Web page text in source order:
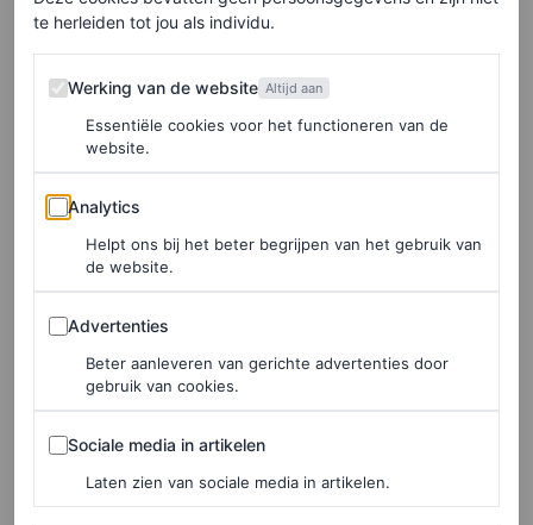
bezig zijn. Zo blijven we op het juiste pad en houden
Hove, oprichter en creatief directeur van A. Roge Hove.
“Het heeft ook geholpen een gemeenschappelijke taal in
de sector te creëren – vooral in Scandinavië – voor de
doelen die we nastreven en die we samen willen
bereiken.”
te herleiden tot jou als individu.
Werking van de website
Werking van de website Altijd aan
Essentiële cookies voor het functioneren van de
website.
Analytics
Analytics
Helpt ons bij het beter begrijpen van het gebruik van
de website.
Advertenties
Advertenties
Beter aanleveren van gerichte advertenties door
gebruik van cookies.
Sociale media in artikelen
Sociale media in artikelen
Laten zien van sociale media in artikelen.